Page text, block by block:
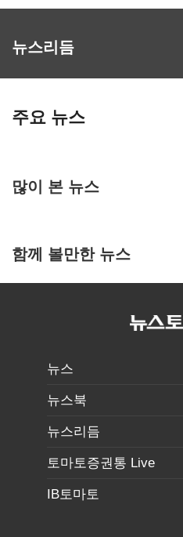
뉴스리듬
주요 뉴스
많이 본 뉴스
함께 볼만한 뉴스
뉴스
뉴스북
뉴스리듬
토마토증권통 Live
IB토마토